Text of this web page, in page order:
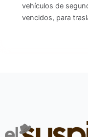
vehículos de
vencidos, para